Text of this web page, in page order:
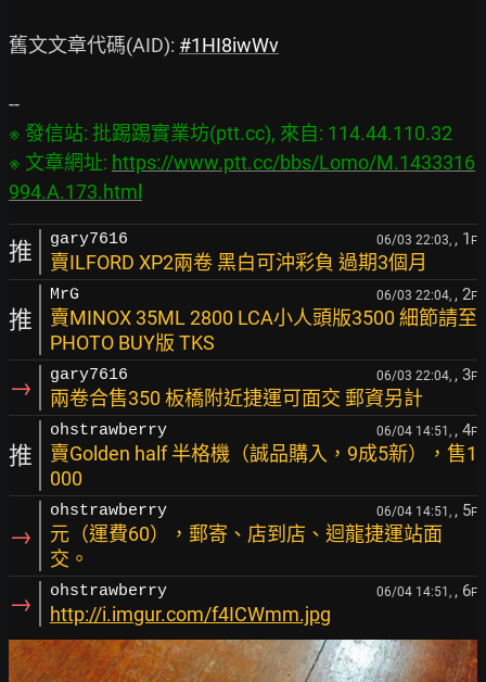
舊文文章代碼(AID): #1HI8iwWv
※ 發信站: 批踢踢實業坊(ptt.cc), 來自: 114.44.110.32
※ 文章網址: https://www.ptt.cc/bbs/Lomo/M.1433316
994.A.173.html
推 gary7616 06/03 22:03, , 1 F
賣ILFORD XP2兩卷 黑白可沖彩負 過期3個月
推
MrG 06/03 22:04, , 2F
賣MINOX 35ML 2800 LCA小人頭版3500 細節請至
PHOTO BUY版 TKS
→ gary7616 06/03 22:04, , 3F
兩卷合售350 板橋附近捷運可面交 郵資另計
推
ohstrawberry 06/04 14:51, , 4F
賣Golden half 半格機（誠品購入，9成5新），售1
000
→
ohstrawberry 06/04 14:51, , 5F
元（運費60），郵寄、店到店、迴龍捷運站面
交。
→ ohstrawberry 06/04 14:51, , 6F
http://i.imgur.com/f4ICWmm.jpg